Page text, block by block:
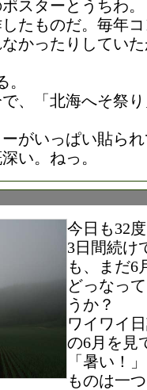
スターとうちわ。
たものだ。毎年
かったりしてい
、「北海へそ祭
がいっぱい貼ら
い。ねっ。
今日も32
3日間続け
も、まだ6
どっなっ
うか？
ワイワイ
の6月を見
「暑い！
ものは一